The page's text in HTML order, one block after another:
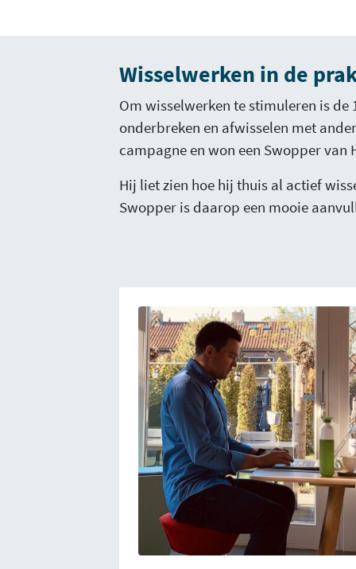
Wisselwerken in de
Om wisselwerken te stimuleren is
onderbreken en afwisselen met
campagne en won een Swopper van
Hij liet zien hoe hij thuis al actief
Swopper is daarop een mooie